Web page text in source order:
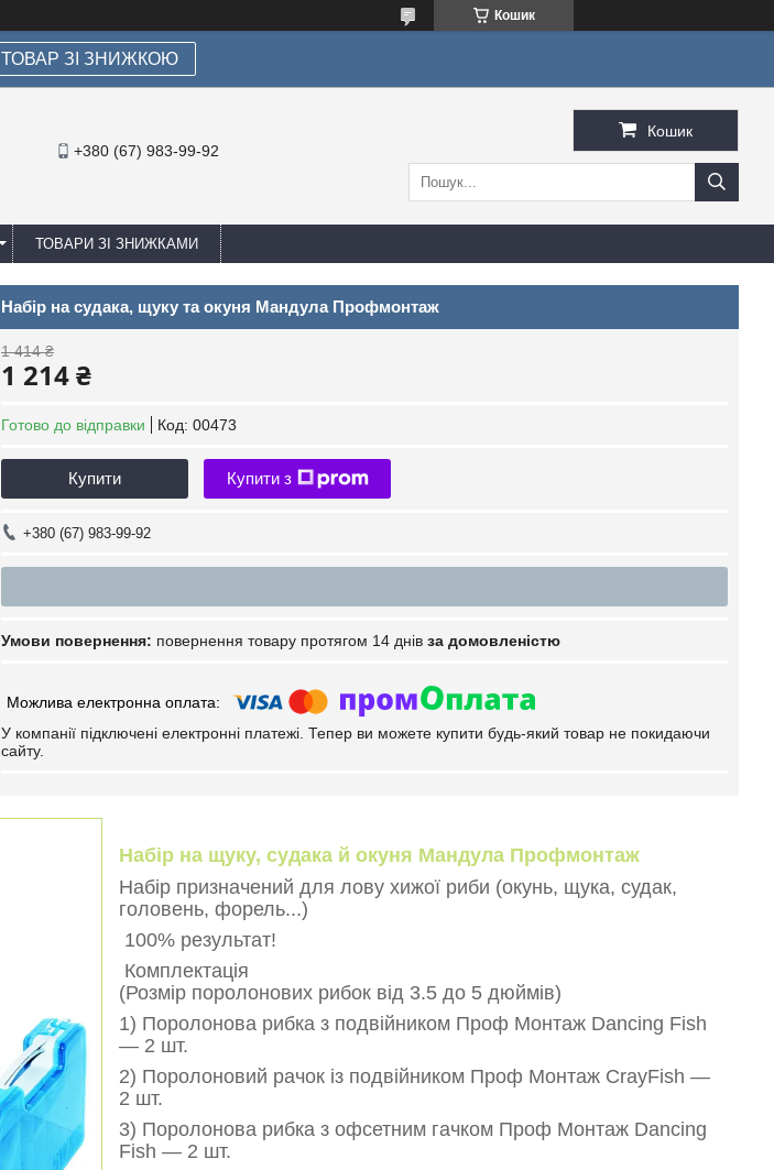
Кошик
ТОВАР ЗІ ЗНИЖКОЮ
+380 (67) 983-99-92
Кошик
ТОВАРИ ЗІ ЗНИЖКАМИ
Набір на судака, щуку та окуня Мандула Профмонтаж
1 414 ₴
1 214 ₴
Готово до відправки Код: 00473
Купити Купити з
+380 (67) 983-99-92
повернення товару протягом 14 днів за домовленістю
У компанії підключені електронні платежі. Тепер ви можете купити будь-який товар не покидаючи
сайту.
Набір на щуку, судака й окуня Мандула Профмонтаж
Набір призначений для лову хижої риби (окунь, щука, судак,
головень, форель...)
100% результат!
Комплектація
(Розмір поролонових рибок від 3.5 до 5 дюймів)
1) Поролонова рибка з подвійником Проф Монтаж Dancing Fish
— 2 шт.
2) Поролоновий рачок із подвійником Проф Монтаж CrayFish —
2 шт.
3) Поролонова рибка з офсетним гачком Проф Монтаж Dancing
Fish — 2 шт.